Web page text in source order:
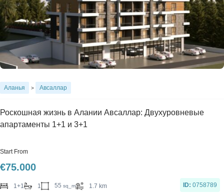
Аланья > Авсаллар
Роскошная жизнь в Алании Авсаллар: Двухуровневые
апартаменты 1+1 и 3+1
Start From
€75.000
1+1 1 55 sq_m 1.7 km ID: 0758789